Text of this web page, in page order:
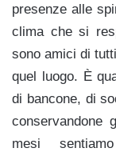
presenze alle
clima che si
sono amici di
quel luogo. È
di bancone, di
mesi